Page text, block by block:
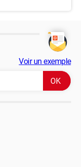
Voir un exemple